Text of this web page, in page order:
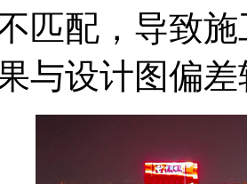
匹配，导致
与设计图偏